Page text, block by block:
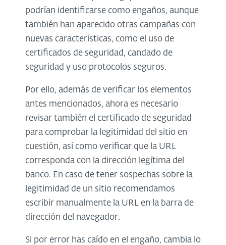
podrían identificarse como engaños, aunque
también han aparecido otras campañas con
nuevas características, como el uso de
certificados de seguridad, candado de
seguridad y uso protocolos seguros.
Por ello, además de verificar los elementos
antes mencionados, ahora es necesario
revisar también el certificado de seguridad
para comprobar la legitimidad del sitio en
cuestión, así como verificar que la URL
corresponda con la dirección legítima del
banco. En caso de tener sospechas sobre la
legitimidad de un sitio recomendamos
escribir manualmente la URL en la barra de
dirección del navegador.
Si por error has caído en el engaño, cambia lo